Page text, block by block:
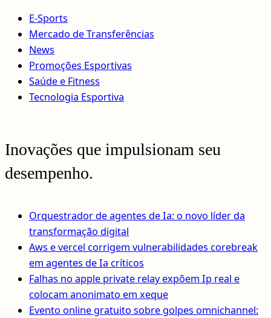
E-Sports
Mercado de Transferências
News
Promoções Esportivas
Saúde e Fitness
Tecnologia Esportiva
Inovações que impulsionam seu
desempenho.
Orquestrador de agentes de Ia: o novo líder da
transformação digital
Aws e vercel corrigem vulnerabilidades corebreak
em agentes de Ia críticos
Falhas no apple private relay expõem Ip real e
colocam anonimato em xeque
Evento online gratuito sobre golpes omnichannel: